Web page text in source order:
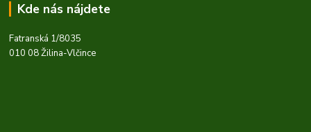
Kde nás nájdete
Fatranská 1/8035
010 08 Žilina-Vlčince